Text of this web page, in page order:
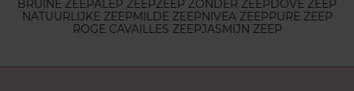
BRUINE ZEEPALEP ZEEPZEEP ZONDER ZEEPDOVE ZEEP
NATUURLIJKE ZEEPMILDE ZEEPNIVEA ZEEPPURE ZEEP
ROGE CAVAILLES ZEEPJASMIJN ZEEP